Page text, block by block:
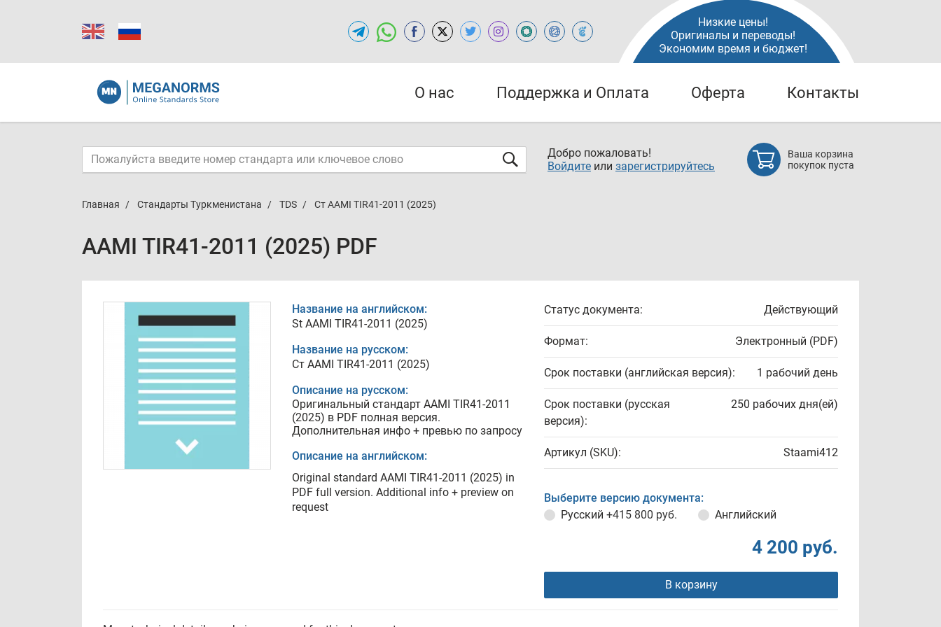
Низкие цены!
Оригиналы и переводы!
Экономим время и бюджет!
О нас Поддержка и Оплата Оферта Контакты
Добро пожаловать!
Войдите или зарегистрируйтесь
Ваша корзина
покупок пуста
Главная Стандарты Туркменистана TDS Cт AAMI TIR41-2011 (2025)
AAMI TIR41-2011 (2025) PDF
Название на английском:
St AAMI TIR41-2011 (2025)
Название на русском:
Cт AAMI TIR41-2011 (2025)
Описание на русском:
Оригинальный стандарт AAMI TIR41-2011
(2025) в PDF полная версия.
Дополнительная инфо + превью по запросу
Описание на английском:
Original standard AAMI TIR41-2011 (2025) in
PDF full version. Additional info + preview on
request
Статус документа: Действующий
Формат: Электронный (PDF)
Срок поставки (английская версия): 1 рабочий день
Срок поставки (русская
версия):
250 рабочих дня(ей)
Артикул (SKU): Staami412
Выберите версию документа:
Русский +415 800 руб. Английский
4 200 руб.
В корзину